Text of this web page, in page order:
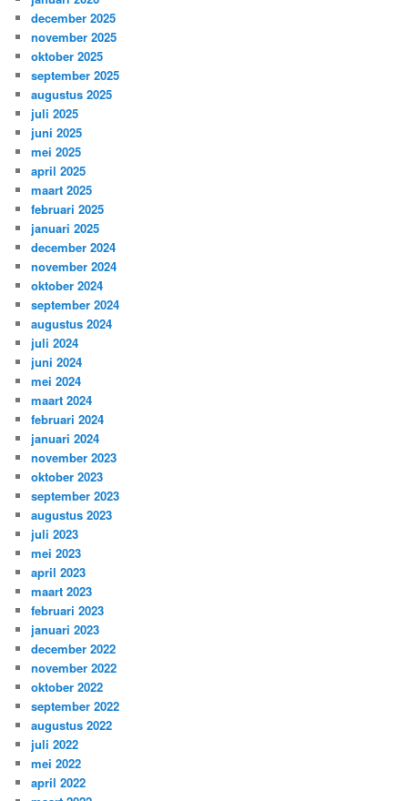
december 2025
november 2025
oktober 2025
september 2025
augustus 2025
juli 2025
juni 2025
mei 2025
april 2025
maart 2025
februari 2025
januari 2025
december 2024
november 2024
oktober 2024
september 2024
augustus 2024
juli 2024
juni 2024
mei 2024
maart 2024
februari 2024
januari 2024
november 2023
oktober 2023
september 2023
augustus 2023
juli 2023
mei 2023
april 2023
maart 2023
februari 2023
januari 2023
december 2022
november 2022
oktober 2022
september 2022
augustus 2022
juli 2022
mei 2022
april 2022